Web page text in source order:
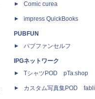
Comic curea
impress QuickBooks
PUBFUN
パブファンセルフ
IPGネットワーク
TシャツPOD pTa.shop
カスタム写真集POD fabli